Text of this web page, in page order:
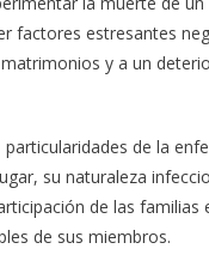
factores estresantes
y a un
de la
su naturaleza
de las
de sus miembros.